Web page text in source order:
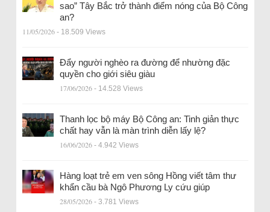
sao” Tây Bắc trở thành điểm nóng của Bộ Công
an?
11/05/2026 - 18.509 Views
Đẩy người nghèo ra đường để nhường đặc
quyền cho giới siêu giàu
17/06/2026 - 14.528 Views
Thanh lọc bộ máy Bộ Công an: Tinh giản thực
chất hay vẫn là màn trình diễn lấy lệ?
16/06/2026 - 4.942 Views
Hàng loạt trẻ em ven sông Hồng viết tâm thư
khẩn cầu bà Ngô Phương Ly cứu giúp
28/05/2026 - 3.781 Views